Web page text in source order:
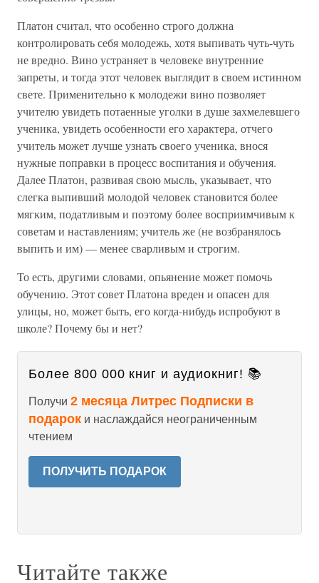
Платон считал, что особенно строго должна
контролировать себя молодежь, хотя выпивать чуть-чуть
не вредно. Вино устраняет в человеке внутренние
запреты, и тогда этот человек выглядит в своем истинном
свете. Применительно к молодежи вино позволяет
учителю увидеть потаенные уголки в душе захмелевшего
ученика, увидеть особенности его характера, отчего
учитель может лучше узнать своего ученика, внося
нужные поправки в процесс воспитания и обучения.
Далее Платон, развивая свою мысль, указывает, что
слегка выпивший молодой человек становится более
мягким, податливым и поэтому более восприимчивым к
советам и наставлениям; учитель же (не возбранялось
выпить и им) — менее сварливым и строгим.
То есть, другими словами, опьянение может помочь
обучению. Этот совет Платона вреден и опасен для
улицы, но, может быть, его когда-нибудь испробуют в
школе? Почему бы и нет?
Более 800 000 книг и аудиокниг! 📚
Получи 2 месяца Литрес Подписки в
подарок и наслаждайся неограниченным
чтением
ПОЛУЧИТЬ ПОДАРОК
Читайте также